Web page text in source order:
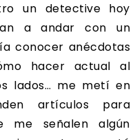
un detective hoy
a andar con un
conocer anécdotas
hacer actual al
lados… me metí en
artículos para
me señalen algún